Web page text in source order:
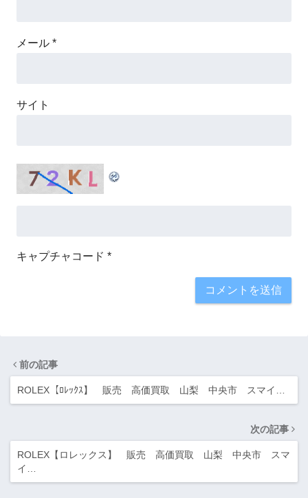
メール *
サイト
キャプチャコード *
前の記事
ROLEX【ﾛﾚｯｸｽ】 販売 高価買取 山梨 中央市 スマイ…
次の記事
ROLEX【ロレックス】 販売 高価買取 山梨 中央市 スマ
イ…